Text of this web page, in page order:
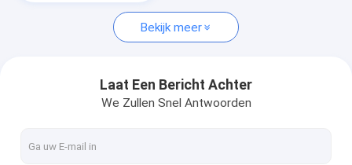
Bekijk meer
Laat Een Bericht Achter
We Zullen Snel Antwoorden